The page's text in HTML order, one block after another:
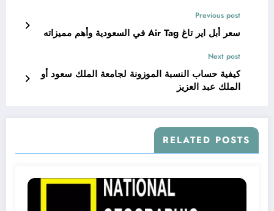
Previous post
سعر أبل اير تاغ Air Tag في السعودية وأهم مميزاته
Next post
كيفية حساب النسبة الموزونة لجامعة الملك سعود أو
الملك عبد العزيز
RELATED POSTS